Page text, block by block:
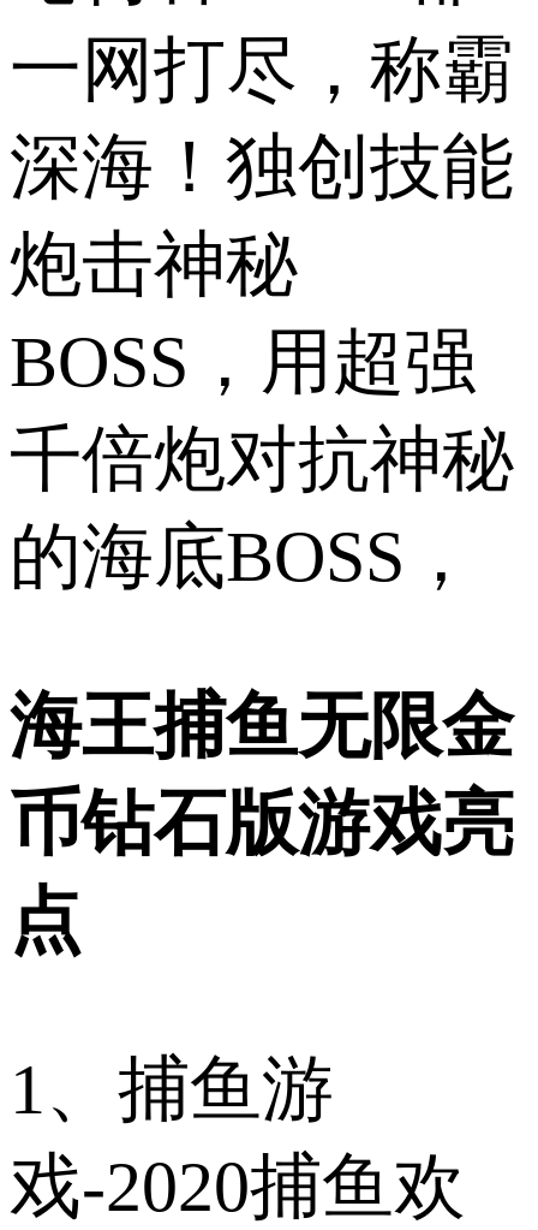
一网打尽，称霸
深海！独创技能
炮击神秘
BOSS，用超强
千倍炮对抗神秘
的海底BOSS，
海王捕鱼无限金
币钻石版游戏亮
点
1、捕鱼游
戏-2020捕鱼欢